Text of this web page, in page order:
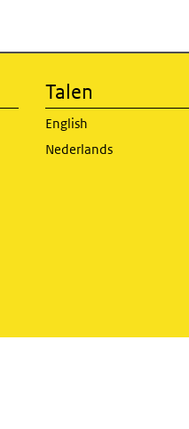
Talen
English
Nederlands